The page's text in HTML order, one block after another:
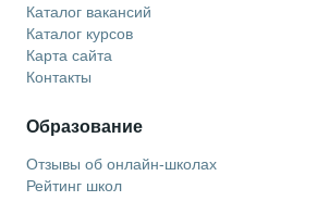
Каталог вакансий
Каталог курсов
Карта сайта
Контакты
Образование
Отзывы об онлайн-школах
Рейтинг школ